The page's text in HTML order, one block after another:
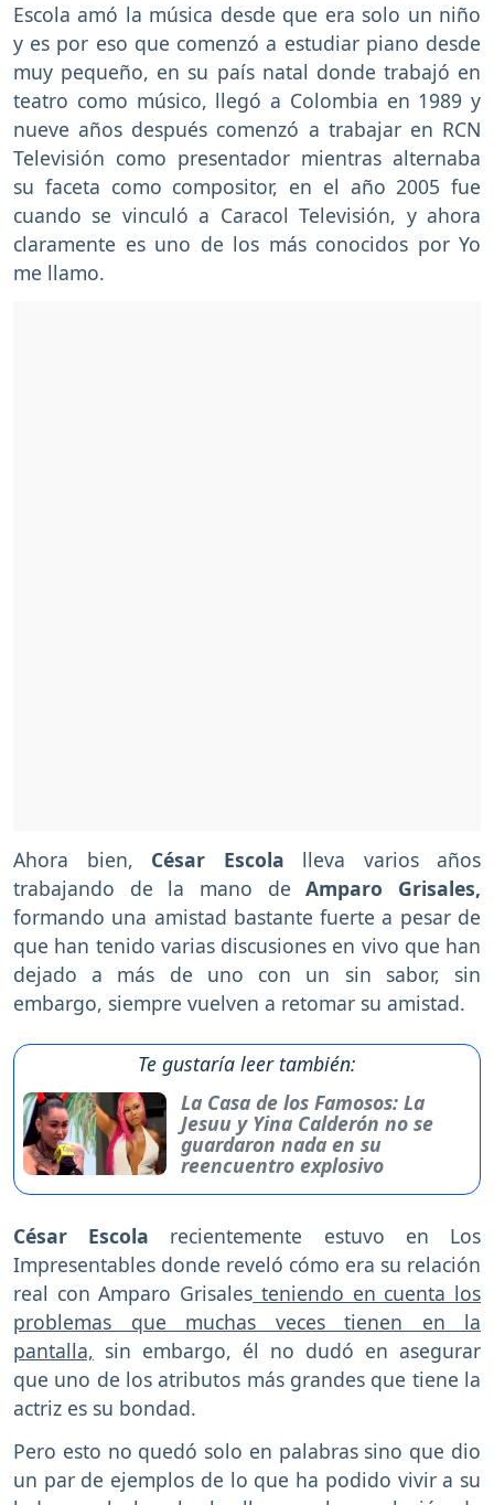
Escola amó la música desde que era solo un niño
y es por eso que comenzó a estudiar piano desde
muy pequeño, en su país natal donde trabajó en
teatro como músico, llegó a Colombia en 1989 y
nueve años después comenzó a trabajar en RCN
Televisión como presentador mientras alternaba
su faceta como compositor, en el año 2005 fue
cuando se vinculó a Caracol Televisión, y ahora
claramente es uno de los más conocidos por Yo
me llamo.
Ahora bien, César Escola lleva varios años
trabajando de la mano deAmparo Grisales,
formando una amistad bastante fuerte a pesar de
que han tenido varias discusiones en vivo que han
dejado a más de uno con un sin sabor, sin
embargo, siempre vuelven a retomar su amistad.
Te gustaría leer también:
La Casa de los Famosos: La
Jesuu y Yina Calderón no se
guardaron nada en su
reencuentro explosivo
César Escola recientemente estuvo en Los
Impresentables donde reveló cómo era su relación
real con Amparo Grisales teniendo en cuenta los
problemas que muchas veces tienen en la
pantalla, sin embargo, él no dudó en asegurar
que uno de los atributos más grandes que tiene la
actriz es su bondad.
Pero esto no quedó solo en palabras sino que dio
un par de ejemplos de lo que ha podido vivir a su